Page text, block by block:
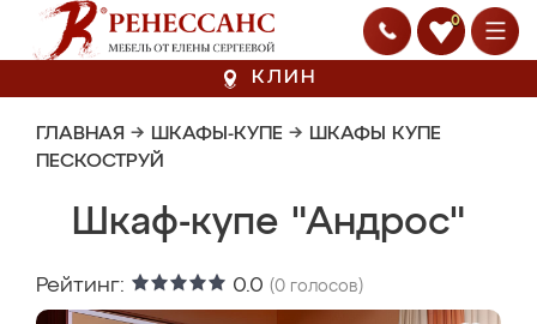
0
КЛИН
ГЛАВНАЯ → ШКАФЫ-КУПЕ → ШКАФЫ КУПЕ
ПЕСКОСТРУЙ
Шкаф-купе "Андрос"
Рейтинг: 0.0 (0 голосов)